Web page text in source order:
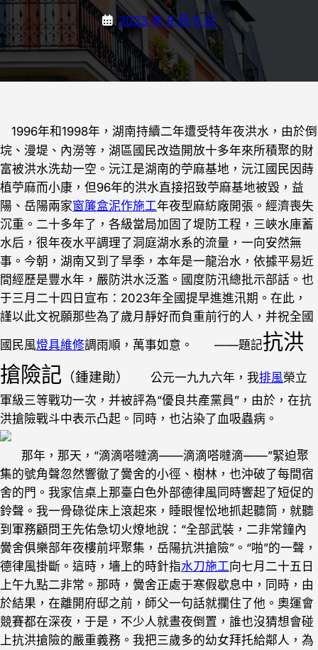
2023 年 9 月 5 日
1996年和1998年，湖南持續二年遭受特年夜洪水，由於倒
垸、漫堤、內澇等，湖區國民改造開放十多年來所積聚的財
富被洪水洗劫一空。沅江是湖南的苧麻基地，沅江國民因蒔
植苧麻而小康，但96年的洪水直接招致苧麻基地被毀，益
陽、岳陽兩家窗簾盒泥作施工年夜型麻紡廠開張。經濟喪失
沉重。二十多年了，各級當局加固了堤防工程，三峽水庫蓄
水后，很年夜水平調理了洞庭湖水系的流量，一向安然無
事。今朝，湖南又到了旱季，本年是一龍治水，依據平易近
間經歷是豐水年，嚴防洪水泛濫。國度防汛總批示部話。也
于三月二十四日宣布：2023年全國提早進進汛期。在此，
謹以此文祝願那些為了歲月靜好而負重前行的人，并祝全國
國民風燈具維修調雨順，萬事如意。 ——題記抗洪
搶險記 （鍾建勛） 公元一九九六年，我排風榮立
軍級三等戰功一次，并被評為“優良共產黨員”，由於，在抗
洪搶險戰斗中表示凸起。同時，也沾染了血吸蟲病。
那年，那天，“滴滴嗒噠滴——滴滴嗒噠滴——”緊迫聚
集的號角聲忽然響徹了黌舍的小徑、樹林，也沖破了每間宿
舍的門。我家信桌上那臺白色外部德律風同時響起了短促的
鈴聲。我一骨碌從床上滾起來，睡眼惺忪地抓起聽筒，就聽
到軍務顧問王先佑急切火燎地說：“全部武裝，二非常鐘內
黌舍俱樂部年夜樓前坪聚集，岳陽抗洪搶險”。“啪”的一聲，
德律風掛斷。這時，墻上的時針指水刀施工向七月二十五日
上午九點二非常。那時，黌舍正處于寒假歇息中，同時，由
於結果，在離開府邸之前，師父一句話就攔住了他。奧運會
競賽都在深夜，于是，不少人就晝夜倒置，誰也沒猜想會碰
上抗洪搶險的嚴重義務。我把三歲多的幼女拜托給鄰人，為